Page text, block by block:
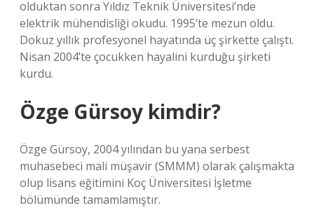
olduktan sonra Yıldız Teknik Üniversitesi’nde
elektrik mühendisliği okudu. 1995’te mezun oldu.
Dokuz yıllık profesyonel hayatında üç şirkette çalıştı.
Nisan 2004’te çocukken hayalini kurduğu şirketi
kurdu.
Özge Gürsoy kimdir?
Özge Gürsoy, 2004 yılından bu yana serbest
muhasebeci mali müşavir (SMMM) olarak çalışmakta
olup lisans eğitimini Koç Üniversitesi İşletme
bölümünde tamamlamıştır.